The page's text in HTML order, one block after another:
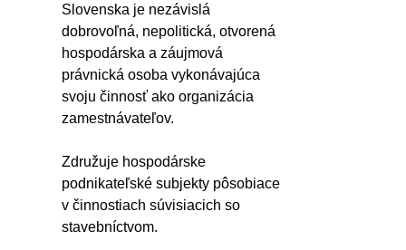
Slovenska je nezávislá
dobrovoľná, nepolitická, otvorená
hospodárska a záujmová
právnická osoba vykonávajúca
svoju činnosť ako organizácia
zamestnávateľov.
Združuje hospodárske
podnikateľské subjekty pôsobiace
v činnostiach súvisiacich so
stavebníctvom.